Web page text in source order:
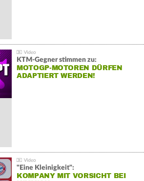
KTM-Gegner stimmen zu:
MOTOGP-MOTOREN DÜRFEN
ADAPTIERT WERDEN!
"Eine Kleinigkeit":
KOMPANY MIT VORSICHT BEI